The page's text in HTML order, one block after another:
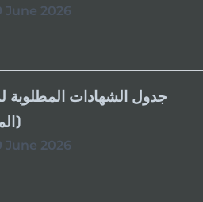
June 2026
جدول الشهادات المطلوبة
June 2026